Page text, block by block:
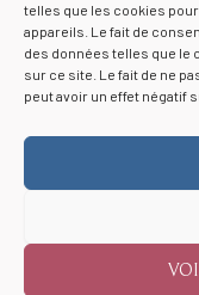
telles que les cookies
appareils. Le fait de
des données telles que le
sur ce site. Le fait de ne
peut avoir un effet négatif